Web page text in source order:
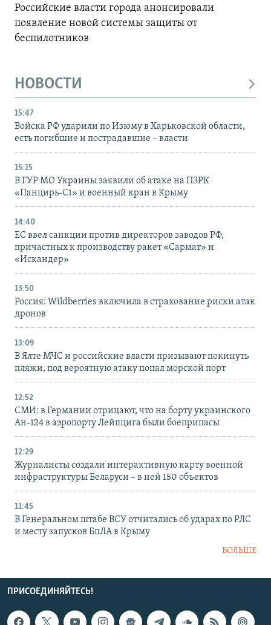
Российские власти города анонсировали
появление новой системы защиты от
беспилотников
НОВОСТИ
15:47
Войска РФ ударили по Изюму в Харьковской области,
есть погибшие и пострадавшие – власти
15:15
В ГУР МО Украины заявили об атаке на ПЗРК
«Панцирь-С1» и военный кран в Крыму
14:40
ЕС ввел санкции против директоров заводов РФ,
причастных к производству ракет «Сармат» и
«Искандер»
13:50
Россия: Wildberries включила в страхование риски атак
дронов
13:09
В Ялте МЧС и российские власти призывают покинуть
пляжи, под вероятную атаку попал морской порт
12:52
СМИ: в Германии отрицают, что на борту украинского
Ан-124 в аэропорту Лейпцига были боеприпасы
12:29
Журналисты создали интерактивную карту военной
инфраструктуры Беларуси – в ней 150 объектов
11:45
В Генеральном штабе ВСУ отчитались об ударах по РЛС
и месту запусков БпЛА в Крыму
БОЛЬШЕ
ПРИСОЕДИНЯЙТЕСЬ!